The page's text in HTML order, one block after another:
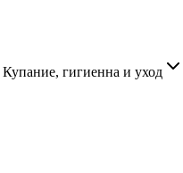
Купание, гигиенна и уход